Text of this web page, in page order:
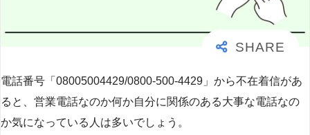
電話番号「08005004429/0800-500-4429」から不在着信があ
ると、営業電話なのか何か自分に関係のある大事な電話なの
か気になっている人は多いでしょう。